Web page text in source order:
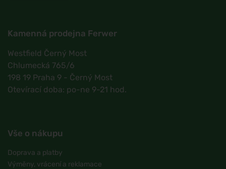
Kamenná prodejna Ferwer
Westfield Černý Most
Chlumecká 765/6
198 19 Praha 9 - Černý Most
Otevírací doba: po-ne 9-21 hod.
Vše o nákupu
Doprava a platby
Výměny, vrácení a reklamace